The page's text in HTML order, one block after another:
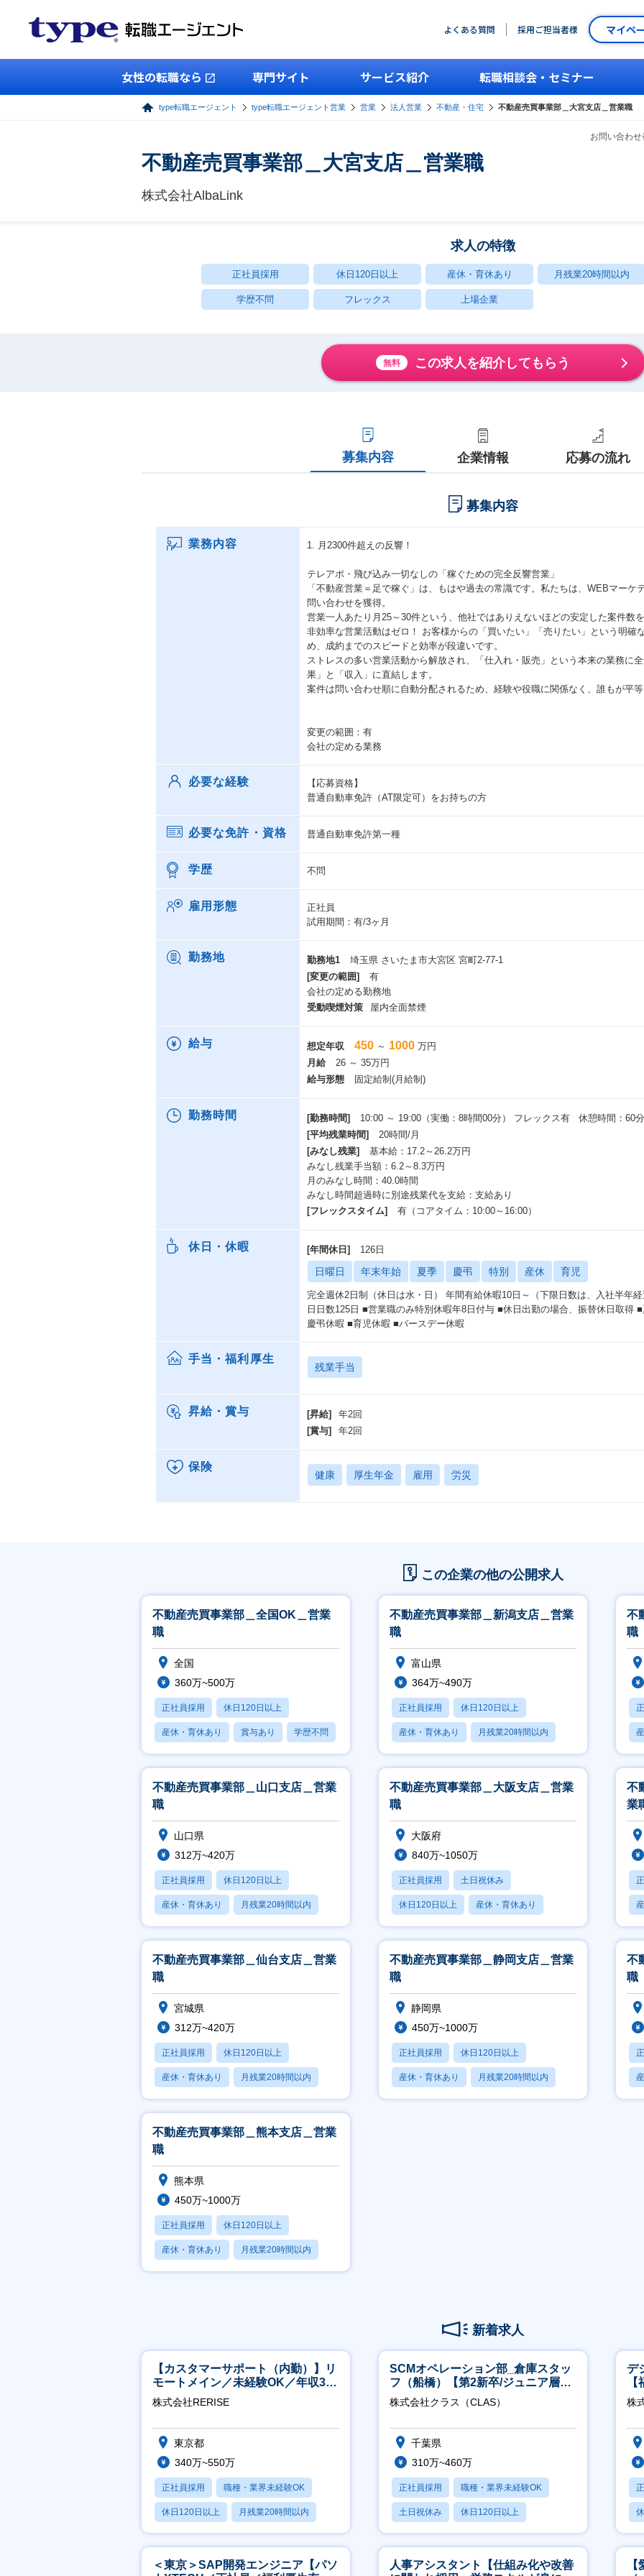
よくある質問 採用ご担当者様 マイペ
女性の転職なら 専門サイト サービス紹介 転職相談会・セミナー
type転職エージェント type転職エージェント営業 営業 法人営業 不動産・住宅 不動産売買事業部＿大宮支店＿営業職
お問い合わ
不動産売買事業部＿大宮支店＿営業職
株式会社AlbaLink
求人の特徴
正社員採用 休日120日以上 産休・育休あり 月残業20時間以内
学歴不問 フレックス 上場企業
無料 この求人を紹介してもらう
募集内容 企業情報 応募の流れ
募集内容
業務内容 1. 月2300件超えの反響！
テレアポ・飛び込み一切なしの「稼ぐための完全反響営業」
「不動産営業＝足で稼ぐ」は、もはや過去の常識です。私たちは、WEBマーケ
問い合わせを獲得。
営業一人あたり月25～30件という、他社ではありえないほどの安定した案件数
非効率な営業活動はゼロ！ お客様からの「買いたい」「売りたい」という明確
め、成約までのスピードと効率が段違いです。
ストレスの多い営業活動から解放され、「仕入れ・販売」という本来の業務に
果」と「収入」に直結します。
案件は問い合わせ順に自動分配されるため、経験や役職に関係なく、誰もが平
変更の範囲：有
会社の定める業務
必要な経験
【応募資格】
普通自動車免許（AT限定可）をお持ちの方
必要な免許・資格 普通自動車免許第一種
学歴 不問
雇用形態
正社員
試用期間：有/3ヶ月
勤務地 勤務地1
埼玉県 さいたま市大宮区 宮町2-77-1
[変更の範囲]
有
会社の定める勤務地
受動喫煙対策
屋内全面禁煙
給与 想定年収 450 ～ 1000 万円
月給
26 ～ 35万円
給与形態
固定給制(月給制)
勤務時間 [勤務時間]
10:00 ～ 19:00（実働：8時間00分） フレックス有 休憩時間：60分
[平均残業時間]
20時間/月
[みなし残業]
基本給：17.2～26.2万円
みなし残業手当額：6.2～8.3万円
月のみなし時間：40.0時間
みなし時間超過時に別途残業代を支給：支給あり
[フレックスタイム]
有（コアタイム：10:00～16:00）
休日・休暇 [年間休日] 126日
日曜日 年末年始 夏季 慶弔 特別 産休 育児
完全週休2日制（休日は水・日） 年間有給休暇10日～（下限日数は、入社半年
日日数125日 ■営業職のみ特別休暇年8日付与 ■休日出勤の場合、振替休日取得
慶弔休暇 ■育児休暇 ■バースデー休暇
手当・福利厚生
残業手当
昇給・賞与 [昇給]
年2回
[賞与]
年2回
保険
健康 厚生年金 雇用 労災
この企業の他の公開求人
不動産売買事業部＿全国OK＿営業
職
全国
360万~500万
正社員採用 休日120日以上
産休・育休あり 賞与あり 学歴不問
不動産売買事業部＿新潟支店＿営業
職
富山県
364万~490万
正社員採用 休日120日以上
産休・育休あり 月残業20時間以内
賞与あり
不
職
不動産売買事業部＿山口支店＿営業
職
山口県
312万~420万
正社員採用 休日120日以上
産休・育休あり 月残業20時間以内
賞与あり
不動産売買事業部＿大阪支店＿営業
職
大阪府
840万~1050万
正社員採用 土日祝休み
休日120日以上 産休・育休あり
賞与あり
不
業
不動産売買事業部＿仙台支店＿営業
職
宮城県
312万~420万
正社員採用 休日120日以上
産休・育休あり 月残業20時間以内
賞与あり
不動産売買事業部＿静岡支店＿営業
職
静岡県
450万~1000万
正社員採用 休日120日以上
産休・育休あり 月残業20時間以内
賞与あり
不
職
不動産売買事業部＿熊本支店＿営業
職
熊本県
450万~1000万
正社員採用 休日120日以上
産休・育休あり 月残業20時間以内
賞与あり
新着求人
【カスタマーサポート（内勤）】リ
モートメイン／未経験OK／年収340
万～／年間休日125日
株式会社RERISE
東京都
340万~550万
正社員採用 職種・業界未経験OK
休日120日以上 月残業20時間以内
賞与あり
SCMオペレーション部_倉庫スタッ
フ（船橋）【第2新卒/ジュニア層歓
迎】
株式会社クラス（CLAS）
千葉県
310万~460万
正社員採用 職種・業界未経験OK
土日祝休み 休日120日以上
産休・育休あり
デ
株
＜東京＞SAP開発エンジニア【パソ
人事アシスタント【仕組み化や改善